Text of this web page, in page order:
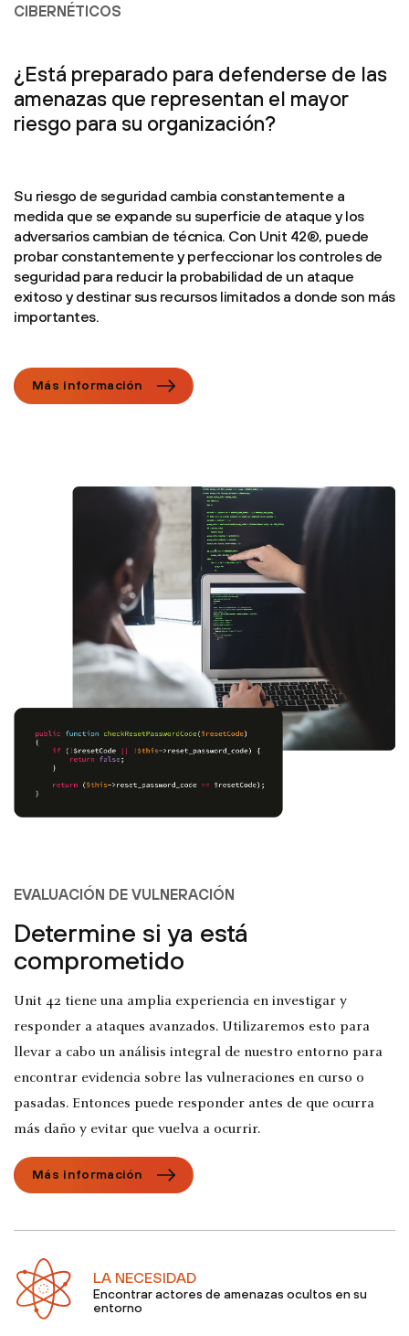
CIBERNÉTICOS
¿Está preparado para defenderse de las
amenazas que representan el mayor
riesgo para su organización?
Su riesgo de seguridad cambia constantemente a
medida que se expande su superficie de ataque y los
adversarios cambian de técnica. Con Unit 42®, puede
probar constantemente y perfeccionar los controles de
seguridad para reducir la probabilidad de un ataque
exitoso y destinar sus recursos limitados a donde son más
importantes.
Más información
EVALUACIÓN DE VULNERACIÓN
Determine si ya está
comprometido
Unit 42 tiene una amplia experiencia en investigar y
responder a ataques avanzados. Utilizaremos esto para
llevar a cabo un análisis integral de nuestro entorno para
encontrar evidencia sobre las vulneraciones en curso o
pasadas. Entonces puede responder antes de que ocurra
más daño y evitar que vuelva a ocurrir.
Más información
LA NECESIDAD
Encontrar actores de amenazas ocultos en su
entorno